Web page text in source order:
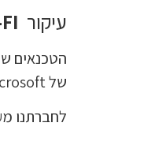
עיקור
של Microsoft או יצרנים ומותגים נוספים.
לחברתנו